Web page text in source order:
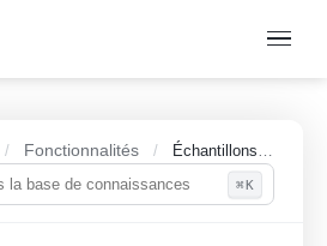
/ Fonctionnalités / Échantillons de voix de menu et RVI EMAK Telecom
⌘K